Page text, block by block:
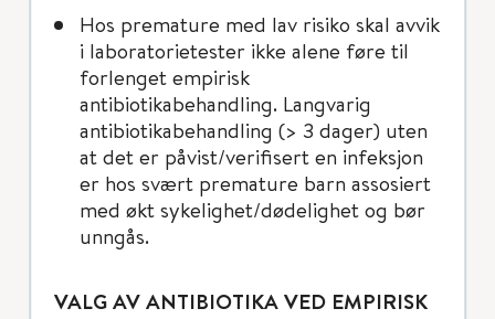
Hos premature med lav risiko skal avvik
i laboratorietester ikke alene føre til
forlenget empirisk
antibiotikabehandling. Langvarig
antibiotikabehandling (> 3 dager) uten
at det er påvist/verifisert en infeksjon
er hos svært premature barn assosiert
med økt sykelighet/dødelighet og bør
unngås.
VALG AV ANTIBIOTIKA VED EMPIRISK